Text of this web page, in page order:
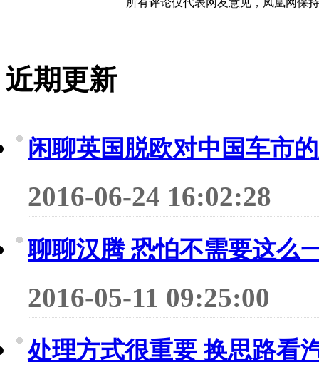
所有评论仅代表网友意见，凤凰网保
近期更新
闲聊英国脱欧对中国车市
2016-06-24 16:02:28
聊聊汉腾 恐怕不需要这么
2016-05-11 09:25:00
处理方式很重要 换思路看